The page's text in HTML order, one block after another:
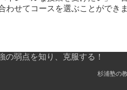
わせてコースを選ぶことができま
の弱点を知り、克服する！
杉浦塾の